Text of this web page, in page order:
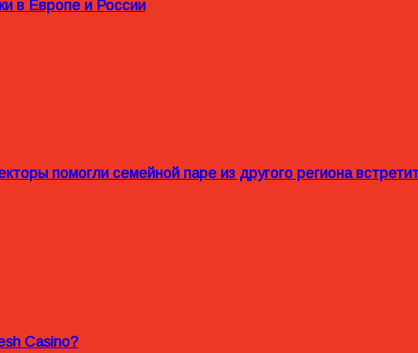
в Европе и России
помогли семейной паре из другого региона
Casino?